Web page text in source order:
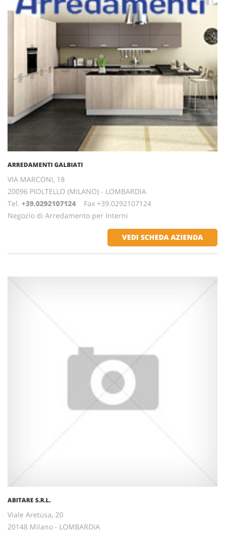
ARREDAMENTI GALBIATI
VIA MARCONI, 18
20096 PIOLTELLO (MILANO) - LOMBARDIA
Tel. +39.0292107124 Fax +39.0292107124
Negozio di Arredamento per Interni
VEDI SCHEDA AZIENDA
ABITARE S.R.L.
Viale Aretusa, 20
20148 Milano - LOMBARDIA